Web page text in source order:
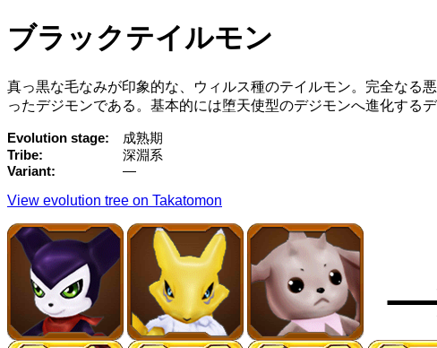
ブラックテイルモン
真っ黒な毛なみが印象的な、ウィルス種のテイルモン。完全なる
ったデジモンである。基本的には堕天使型のデジモンへ進化するデ
Evolution stage
成熟期
Tribe
深淵系
Variant
—
View evolution tree on Takatomon